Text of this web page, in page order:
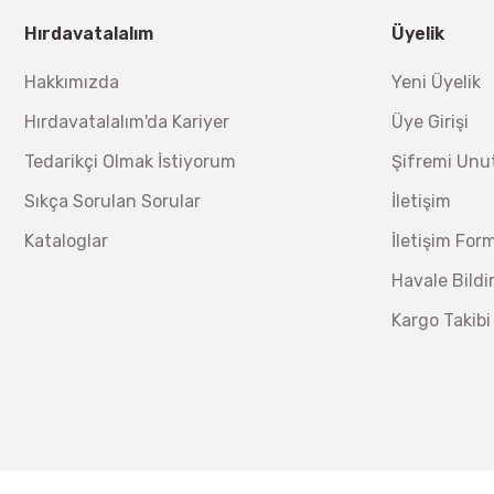
Lüdecke
Lüdecke ES13T Stoper Kaplin Hava Hortum 13 mm
Ücretsiz Nakliye
Hırdavatalalım
Hakkımızda
Hırdavatalalım'da Kariyer
Tedarikçi Olmak İstiyorum
Sıkça Sorulan Sorular
Kataloglar
Üyelik
Yeni Üyelik
Üye Girişi
Şifremi
İletişim
İletişim
Havale
Kargo Takibi